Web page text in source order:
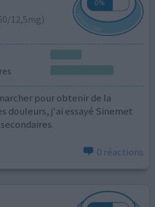
12,5mg)
pour obtenir de la
douleurs, j'ai essayé Sinemet
0 réactions